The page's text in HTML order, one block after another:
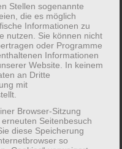
Stellen sogenannte
die es möglich
Informationen zu
nutzen. Sie können nicht
oder Programme
Informationen
Website. In keinem
an Dritte
mit
Browser-Sitzung
Seitenbesuch
diese Speicherung
so